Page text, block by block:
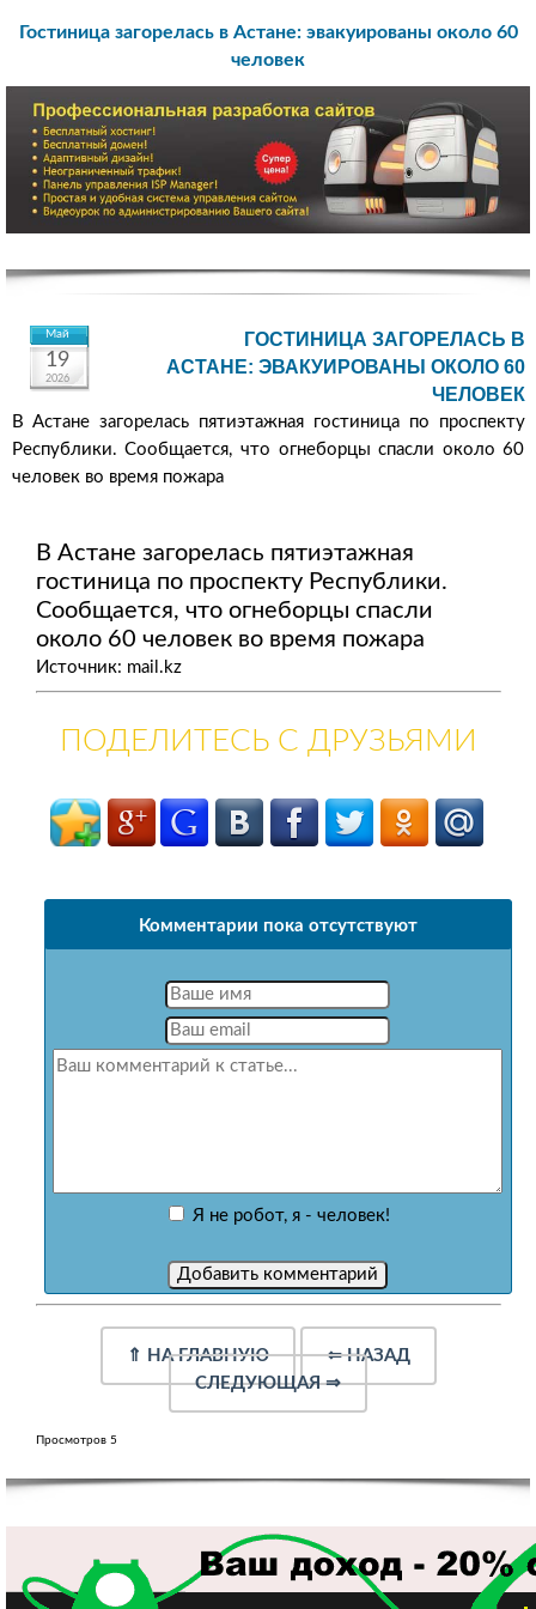
Гостиница загорелась в Астане: эвакуированы около 60
человек
Май
19
2026
ГОСТИНИЦА ЗАГОРЕЛАСЬ В
АСТАНЕ: ЭВАКУИРОВАНЫ ОКОЛО 60
ЧЕЛОВЕК
В Астане загорелась пятиэтажная гостиница по проспекту
Республики. Сообщается, что огнеборцы спасли около 60
человек во время пожара
В Астане загорелась пятиэтажная
гостиница по проспекту Республики.
Сообщается, что огнеборцы спасли
около 60 человек во время пожара
Источник: mail.kz
ПОДЕЛИТЕСЬ С ДРУЗЬЯМИ
Комментарии пока отсутствуют
Я не робот, я - человек!
⇑ НА ГЛАВНУЮ ⇐НАЗАД
СЛЕДУЮЩАЯ⇒
Просмотров 5